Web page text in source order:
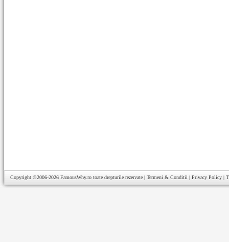
Copyright ©2006-2026 FamousWhy.ro toate drepturile rezervate | Termeni & Conditii | Privacy Policy |